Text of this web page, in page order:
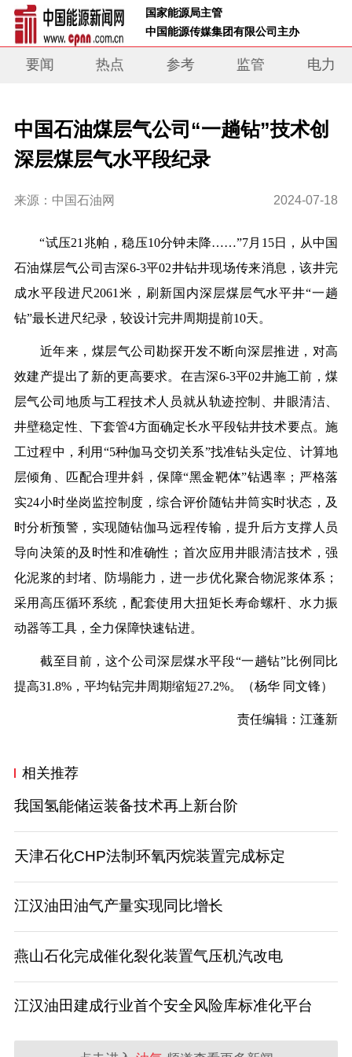
国家能源局主管
中国能源传媒集团有限公司主办
要闻 热点 参考 监管 电力
中国石油煤层气公司“一趟钻”技术创
深层煤层气水平段纪录
来源：中国石油网 2024-07-18
“试压21兆帕，稳压10分钟未降……”7月15日，从中国
石油煤层气公司吉深6-3平02井钻井现场传来消息，该井完
成水平段进尺2061米，刷新国内深层煤层气水平井“一趟
钻”最长进尺纪录，较设计完井周期提前10天。
近年来，煤层气公司勘探开发不断向深层推进，对高
效建产提出了新的更高要求。在吉深6-3平02井施工前，煤
层气公司地质与工程技术人员就从轨迹控制、井眼清洁、
井壁稳定性、下套管4方面确定长水平段钻井技术要点。施
工过程中，利用“5种伽马交切关系”找准钻头定位、计算地
层倾角、匹配合理井斜，保障“黑金靶体”钻遇率；严格落
实24小时坐岗监控制度，综合评价随钻井筒实时状态，及
时分析预警，实现随钻伽马远程传输，提升后方支撑人员
导向决策的及时性和准确性；首次应用井眼清洁技术，强
化泥浆的封堵、防塌能力，进一步优化聚合物泥浆体系；
采用高压循环系统，配套使用大扭矩长寿命螺杆、水力振
动器等工具，全力保障快速钻进。
截至目前，这个公司深层煤水平段“一趟钻”比例同比
提高31.8%，平均钻完井周期缩短27.2%。（杨华 同文锋）
责任编辑：江蓬新
相关推荐
我国氢能储运装备技术再上新台阶
天津石化CHP法制环氧丙烷装置完成标定
江汉油田油气产量实现同比增长
燕山石化完成催化裂化装置气压机汽改电
江汉油田建成行业首个安全风险库标准化平台